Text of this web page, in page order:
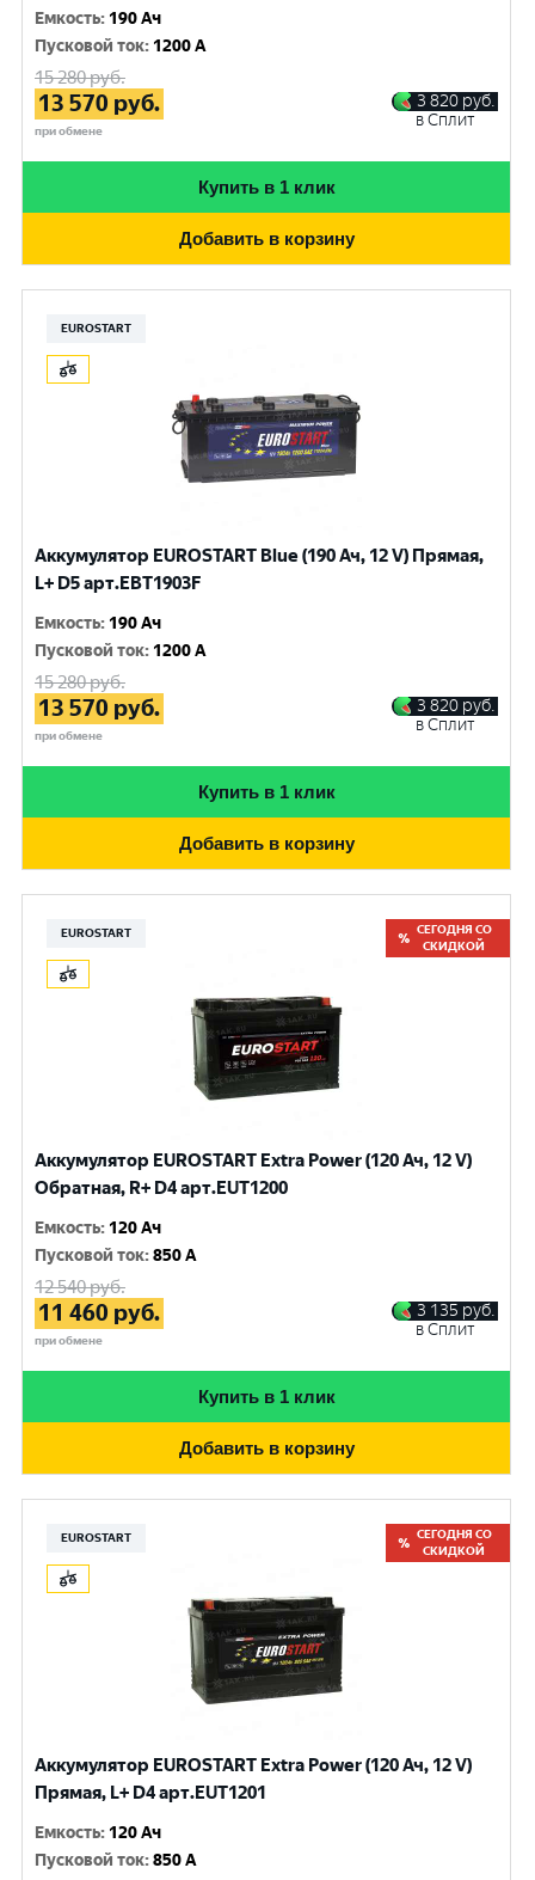
Емкость: 190 Ач
Пусковой ток: 1200 A
15 280руб.
13 570 руб.
при обмене
3 820 руб.
в Сплит
Купить в 1 клик
Добавить в корзину
EUROSTART
Аккумулятор EUROSTART Blue (190 Ач, 12 V) Прямая,
L+ D5 арт.EBT1903F
Емкость: 190 Ач
Пусковой ток: 1200 A
15 280руб.
13 570 руб.
при обмене
3 820 руб.
в Сплит
Купить в 1 клик
Добавить в корзину
EUROSTART
СЕГОДНЯ СО
СКИДКОЙ
Аккумулятор EUROSTART Extra Power (120 Ач, 12 V)
Обратная, R+ D4 арт.EUT1200
Емкость: 120 Ач
Пусковой ток:850 A
12 540руб.
11 460 руб.
при обмене
3 135 руб.
в Сплит
Купить в 1 клик
Добавить в корзину
EUROSTART
СЕГОДНЯ СО
СКИДКОЙ
Аккумулятор EUROSTART Extra Power (120 Ач, 12 V)
Прямая, L+ D4 арт.EUT1201
Емкость: 120 Ач
Пусковой ток:850 A